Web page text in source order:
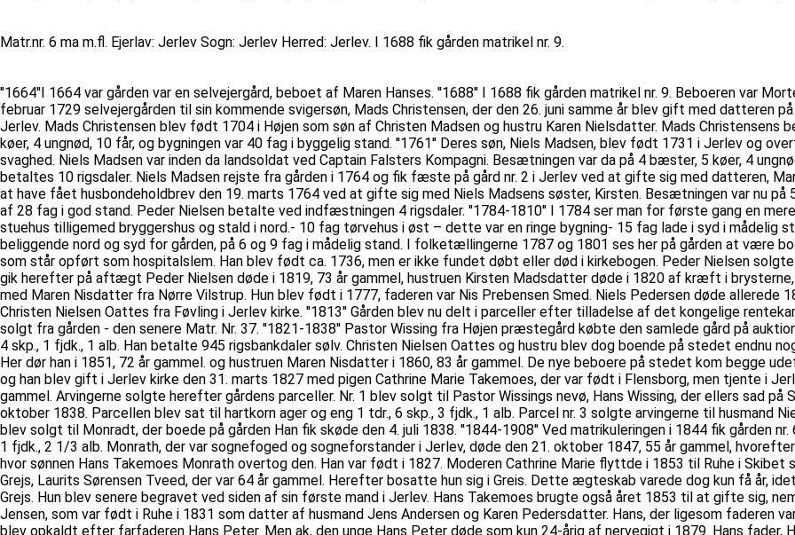
Matr.nr. 6 ma m.fl. Ejerlav: Jerlev Sogn: Jerlev Herred: Jerlev. I 1688 fik gården matrikel nr. 9.
''1664''I 1664 var gården var en selvejergård, beboet af Maren Hanses. ''1688'' I 1688 fik gården matrikel nr. 9. Beboeren var
februar 1729 selvejergården til sin kommende svigersøn, Mads Christensen, der den 26. juni samme år blev gift med datteren
Jerlev. Mads Christensen blev født 1704 i Højen som søn af Christen Madsen og hustru Karen Nielsdatter. Mads
køer, 4 ungnød, 10 får, og bygningen var 40 fag i byggelig stand. ''1761'' Deres søn, Niels Madsen, blev født 1731 i Jerlev og
svaghed. Niels Madsen var inden da landsoldat ved Captain Falsters Kompagni. Besætningen var da på 4 bæster, 5 køer, 4
betaltes 10 rigsdaler. Niels Madsen rejste fra gården i 1764 og fik fæste på gård nr. 2 i Jerlev ved at gifte sig med datteren,
at have fået husbondeholdbrev den 19. marts 1764 ved at gifte sig med Niels Madsens søster, Kirsten. Besætningen var nu
af 28 fag i god stand. Peder Nielsen betalte ved indfæstningen 4 rigsdaler. ''1784-1810'' I 1784 ser man for første gang en
stuehus tilligemed bryggershus og stald i nord.- 10 fag tørvehus i øst – dette var en ringe bygning- 15 fag lade i syd i
beliggende nord og syd for gården, på 6 og 9 fag i mådelig stand. I folketællingerne 1787 og 1801 ses her på gården at være
som står opført som hospitalslem. Han blev født ca. 1736, men er ikke fundet døbt eller død i kirkebogen. Peder Nielsen
gik herefter på aftægt Peder Nielsen døde i 1819, 73 år gammel, hustruen Kirsten Madsdatter døde i 1820 af kræft i
med Maren Nisdatter fra Nørre Vilstrup. Hun blev født i 1777, faderen var Nis Prebensen Smed. Niels Pedersen døde allerede
Christen Nielsen Oattes fra Føvling i Jerlev kirke. ''1813'' Gården blev nu delt i parceller efter tilladelse af det kongelige
solgt fra gården - den senere Matr. Nr. 37. ''1821-1838'' Pastor Wissing fra Højen præstegård købte den samlede gård på
4 skp., 1 fjdk., 1 alb. Han betalte 945 rigsbankdaler sølv. Christen Nielsen Oattes og hustru blev dog boende på stedet endnu
Her dør han i 1851, 72 år gammel. og hustruen Maren Nisdatter i 1860, 83 år gammel. De nye beboere på stedet kom begge
og han blev gift i Jerlev kirke den 31. marts 1827 med pigen Cathrine Marie Takemoes, der var født i Flensborg, men tjente i
gammel. Arvingerne solgte herefter gårdens parceller. Nr. 1 blev solgt til Pastor Wissings nevø, Hans Wissing, der ellers sad på
oktober 1838. Parcellen blev sat til hartkorn ager og eng 1 tdr., 6 skp., 3 fjdk., 1 alb. Parcel nr. 3 solgte arvingerne til husmand
blev solgt til Monradt, der boede på gården Han fik skøde den 4. juli 1838. ''1844-1908'' Ved matrikuleringen i 1844 fik gården
1 fjdk., 2 1/3 alb. Monrath, der var sognefoged og sogneforstander i Jerlev, døde den 21. oktober 1847, 55 år gammel,
hvor sønnen Hans Takemoes Monrath overtog den. Han var født i 1827. Moderen Cathrine Marie flyttde i 1853 til Ruhe i
Grejs, Laurits Sørensen Tveed, der var 64 år gammel. Herefter bosatte hun sig i Greis. Dette ægteskab varede dog kun få år,
Grejs. Hun blev senere begravet ved siden af sin første mand i Jerlev. Hans Takemoes brugte også året 1853 til at gifte sig,
Jensen, som var født i Ruhe i 1831 som datter af husmand Jens Andersen og Karen Pedersdatter. Hans, der ligesom faderen
blev opkaldt efter farfaderen Hans Peter. Men ak, den unge Hans Peter døde som kun 24-årig af nervegigt i 1879. Hans fader,